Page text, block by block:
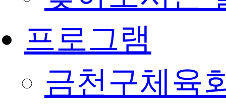
프로그램
금천구체육